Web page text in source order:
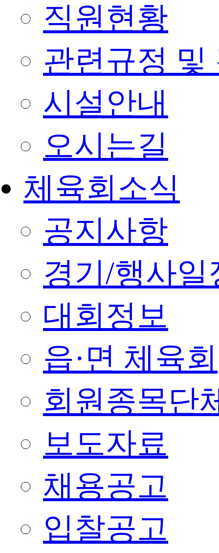
직원현황
관련규정 및
시설안내
오시는길
체육회소식
공지사항
경기/행사일
대회정보
읍·면 체육회
회원종목단
보도자료
채용공고
입찰공고